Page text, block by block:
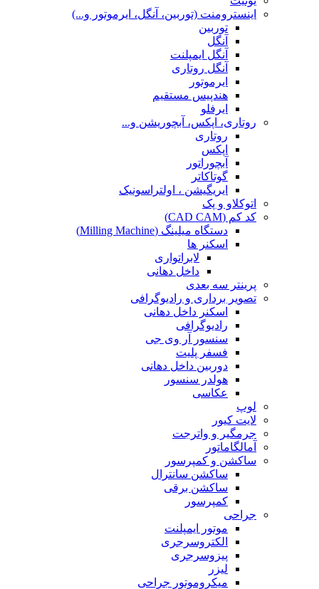
اینسترومنت (توربین، آنگل، ایرموتور و...)
توربین
آنگل
آنگل ایمپلنت
آنگل روتاری
ایرموتور
هندپیس مستقیم
ایرفلو
روتاری، اپکس، آبچوریشن و...
روتاری
اپکس
آبچوراتور
گوتاکاتر
ایریگیشن ، اولتراسونیک
اتوکلاو و پک
کد کم (CAD CAM)
دستگاه میلینگ (Milling Machine)
اسکنر ها
لابراتواری
داخل دهانی
پرینتر سه بعدی
تصویر برداری و رادیوگرافی
اسکنر داخل دهانی
رادیوگرافی
سنسور آر وی جی
فسفر پلیت
دوربین داخل دهانی
هولدر سنسور
عکاسی
لوپ
لایت کیور
جرمگیر و واترجت
آمالگاماتور
ساکشن و کمپرسور
ساکشن سانترال
ساکشن برقی
کمپرسور
جراحی
موتور ایمپلنت
الکتروسرجری
پیزوسرجری
لیزر
میکروموتور جراحی